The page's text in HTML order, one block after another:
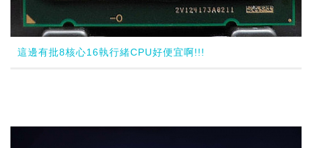
這邊有批8核心16執行緒CPU好便宜啊!!!